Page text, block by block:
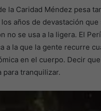
la Caridad Méndez pesa
años de devastación
no se usa a la ligera. El
a la que la gente recurre
en el cuerpo. Decir
para tranquilizar.